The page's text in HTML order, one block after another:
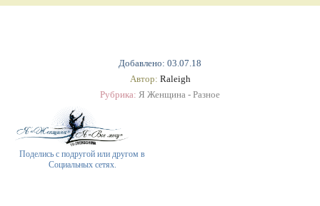
Добавлено: 03.07.18
Автор: Raleigh
Рубрика: Я Женщина - Разное
Поделись с подругой или другом в
Социальных сетях.